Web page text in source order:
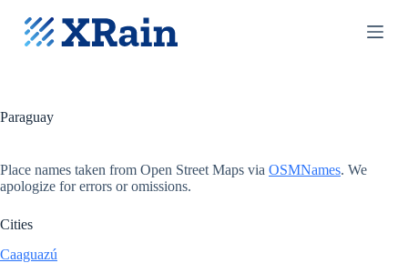
S
k
c
t
e
Paraguay
Place names taken from Open Street Maps via OSMNames. We
apologize for errors or omissions.
Cities
Caaguazú